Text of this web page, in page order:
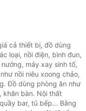
cả thiết bị, đồ dùng
loại, nồi điện, bình đun,
máy xay sinh tố,
nồi niêu xoong chảo,
Đồ dùng phòng ăn như
khăn bàn. Nội thất
bar, tủ bếp... Bằng